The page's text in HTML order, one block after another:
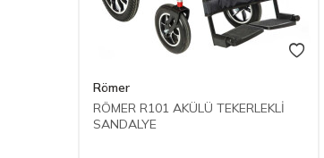
Römer
RÖMER R101 AKÜLÜ TEKERLEKLİ
SANDALYE